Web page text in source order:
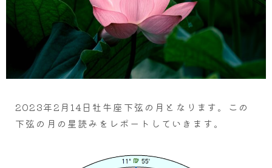
2023年2月14日牡牛座下弦の月となります。この
下弦の月の星読みをレポートしていきます。